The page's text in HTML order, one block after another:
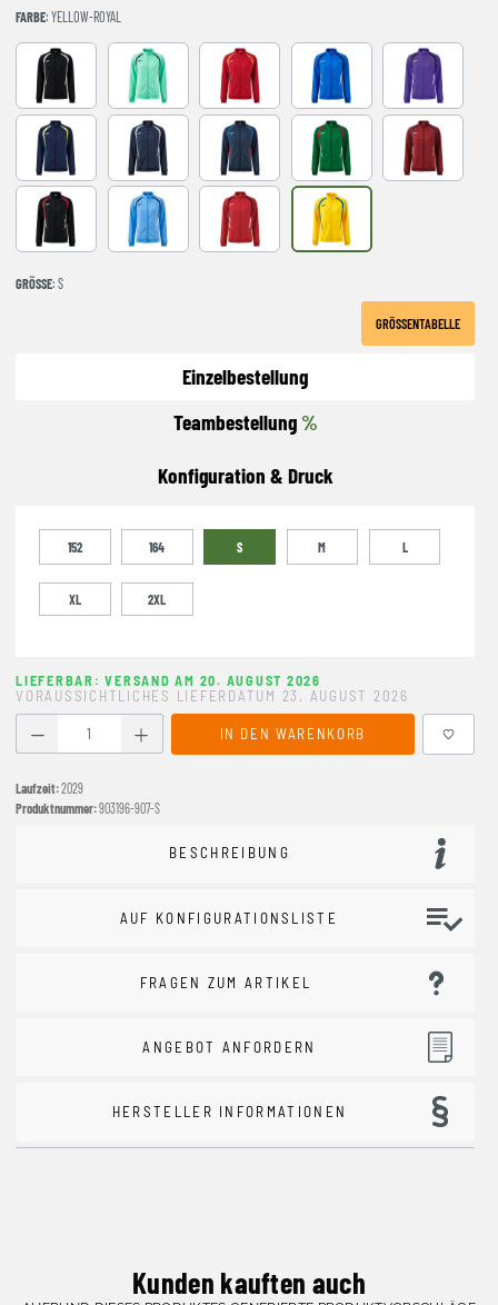
FARBE: YELLOW-ROYAL
Black LIGHT GREEN RED-NAVY ROYAL-NAVY VIOLET
DARK NAVY AMARILLO FLUOR
NAVY-GREY NAVY-ROYAL VERDE-ROJO WINE-NAVY
BLACK-RED LIGHT BLUE RED-BLACK YELLOW-ROYAL
GRÖSSE : S
GRÖSSENTABELLE
Einzelbestellung
Teambestellung %
Konfiguration & Druck
152 164 S M L
XL 2XL
LIEFERBAR: VERSAND AM 20. AUGUST 2026
VORAUSSICHTLICHES LIEFERDATUM 23. AUGUST 2026
Produkt Anzahl: Gib den gewünschten Wert ein oder
IN DEN WARENKORB
Laufzeit:2029
Produktnummer:903196-907-S
BESCHREIBUNG
AUF KONFIGURATIONSLISTE
FRAGEN ZUM ARTIKEL
ANGEBOT ANFORDERN
HERSTELLER INFORMATIONEN
Kunden kauften auch